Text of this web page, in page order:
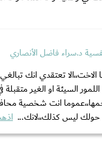
د.سراء فاضل الأنصاري
الاخت،،الا تعتقدي انك
السيئة او الغير متقبلة
انت شخصية
ليس كذلك،،لانك...